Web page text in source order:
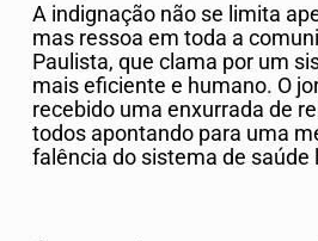
A indignação não se limita
mas ressoa em toda a
Paulista, que clama por um
mais eficiente e humano. O
recebido uma enxurrada de
todos apontando para uma
falência do sistema de saúde